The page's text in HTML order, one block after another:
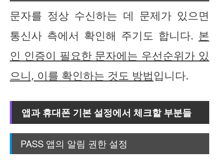
문자를 정상 수신하는 데 문제가 있으면
통신사 측에서 확인해 주기도 합니다. 본
인 인증이 필요한 문자에는 우선순위가 있
으니, 이를 확인하는 것도 방법입니다.
앱과 휴대폰 기본 설정에서 체크할 부분들
PASS 앱의 알림 권한 설정